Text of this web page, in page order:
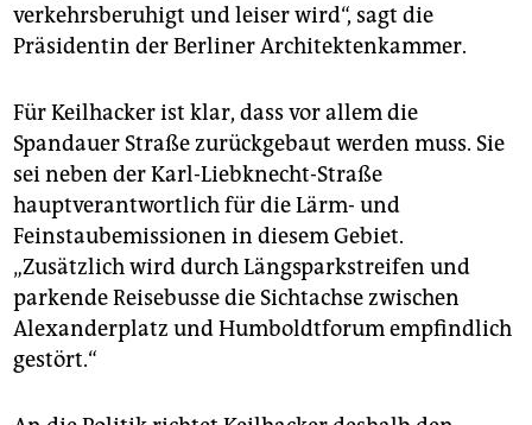
verkehrsberuhigt und leiser wird“, sagt die
Präsidentin der Berliner Architektenkammer.
Für Keilhacker ist klar, dass vor allem die
Spandauer Straße zurückgebaut werden muss. Sie
sei neben der Karl-Liebknecht-Straße
hauptverantwortlich für die Lärm- und
Feinstaubemissionen in diesem Gebiet.
„Zusätzlich wird durch Längsparkstreifen und
parkende Reisebusse die Sichtachse zwischen
Alexanderplatz und Humboldtforum empfindlich
gestört.“